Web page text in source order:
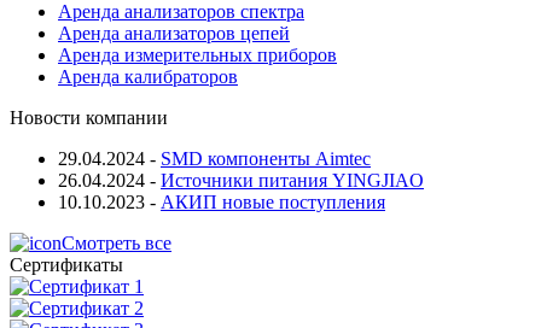
Аренда анализаторов спектра
Аренда анализаторов цепей
Аренда измерительных приборов
Аренда калибраторов
Новости компании
29.04.2024 - SMD компоненты Aimtec
26.04.2024 - Источники питания YINGJIAO
10.10.2023 - АКИП новые поступления
Смотреть все
Сертификаты